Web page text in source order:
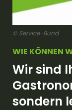
© Service-Bund
WIE KÖNNEN
Wir sind
sondern